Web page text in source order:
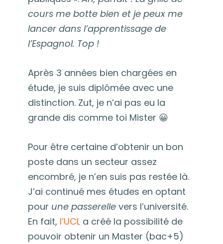
cours me botte bien et je peux me
lancer dans l’apprentissage de
l’Espagnol. Top !
Après 3 années bien chargées en
étude, je suis diplômée avec une
distinction. Zut, je n’ai pas eu la
grande dis comme toi Mister 😀
Pour être certaine d’obtenir un bon
poste dans un secteur assez
encombré, je n’en suis pas restée là.
J’ai continué mes études en optant
pour une passerellevers l’université.
En fait, l’UCLa créé la possibilité de
pouvoir obtenir un Master (bac+5)